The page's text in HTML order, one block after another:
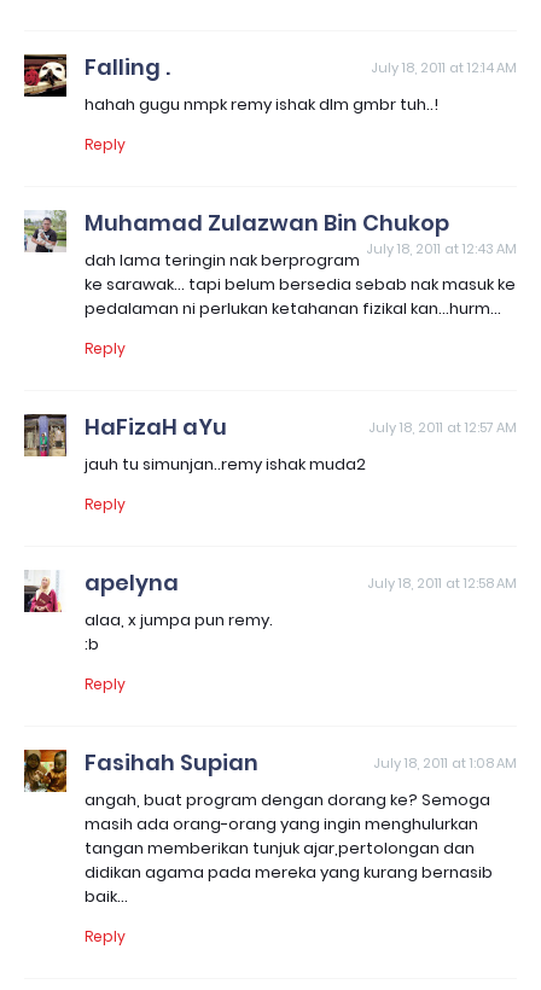
Falling . July 18, 2011 at 12:14 AM
hahah gugu nmpk remy ishak dlm gmbr tuh..!
Reply
Muhamad Zulazwan Bin Chukop
July 18, 2011 at 12:43 AM
dah lama teringin nak berprogram
ke sarawak... tapi belum bersedia sebab nak masuk ke
pedalaman ni perlukan ketahanan fizikal kan...hurm...
Reply
HaFizaH aYu July 18, 2011 at 12:57 AM
jauh tu simunjan..remy ishak muda2
Reply
apelyna July 18, 2011 at 12:58 AM
alaa, x jumpa pun remy.
:b
Reply
Fasihah Supian July 18, 2011 at 1:08 AM
angah, buat program dengan dorang ke? Semoga
masih ada orang-orang yang ingin menghulurkan
tangan memberikan tunjuk ajar,pertolongan dan
didikan agama pada mereka yang kurang bernasib
baik...
Reply